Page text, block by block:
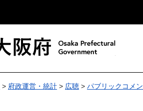
> 府政運営・統計 > 広聴 > パブリックコメン